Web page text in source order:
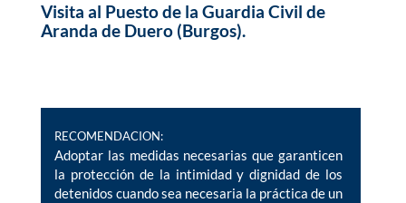
Visita al Puesto de la Guardia Civil de
Aranda de Duero (Burgos).
RECOMENDACION:
Adoptar las medidas necesarias que garanticen
la protección de la intimidad y dignidad de los
detenidos cuando sea necesaria la práctica de un